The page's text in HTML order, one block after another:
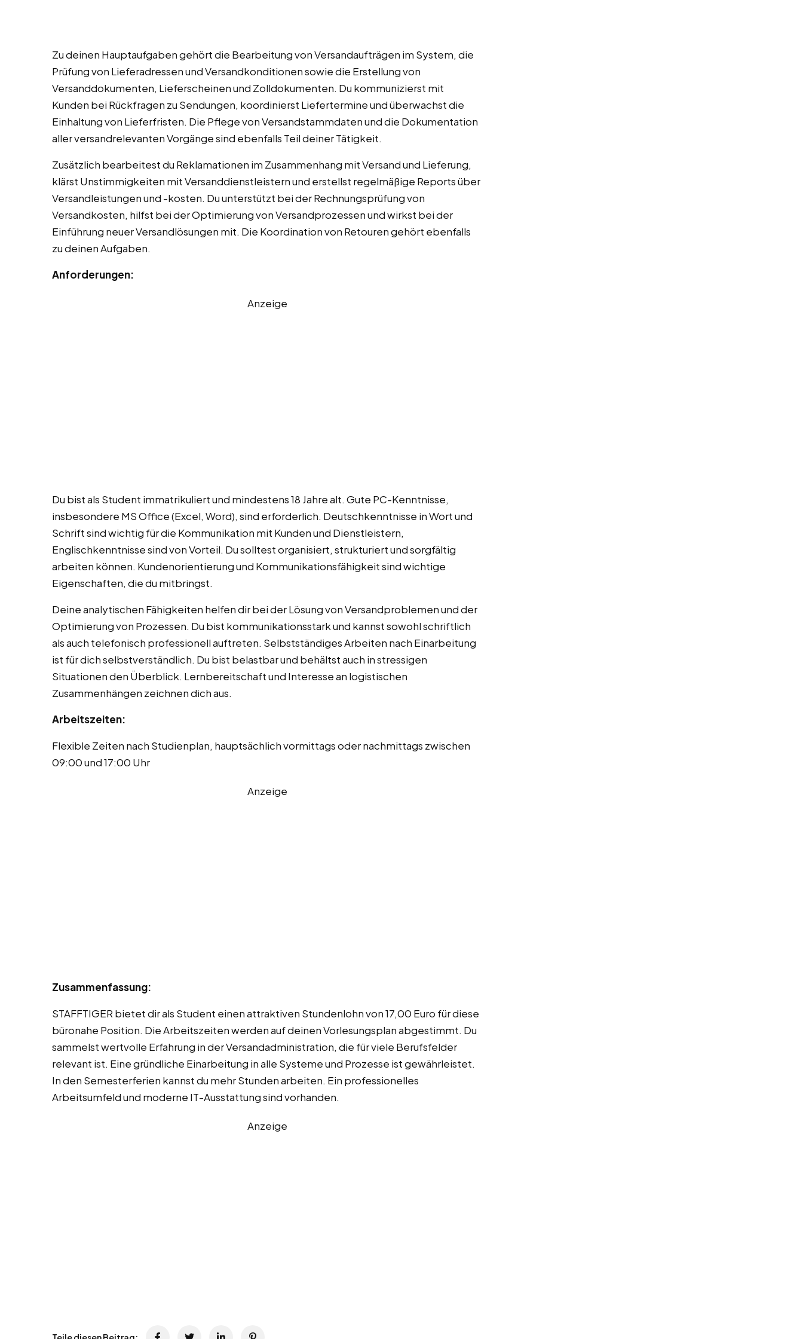
Zu deinen Hauptaufgaben gehört die Bearbeitung von Versandaufträgen im System, die
Prüfung von Lieferadressen und Versandkonditionen sowie die Erstellung von
Versanddokumenten, Lieferscheinen und Zolldokumenten. Du kommunizierst mit
Kunden bei Rückfragen zu Sendungen, koordinierst Liefertermine und überwachst die
Einhaltung von Lieferfristen. Die Pflege von Versandstammdaten und die Dokumentation
aller versandrelevanten Vorgänge sind ebenfalls Teil deiner Tätigkeit.
Zusätzlich bearbeitest du Reklamationen im Zusammenhang mit Versand und Lieferung,
klärst Unstimmigkeiten mit Versanddienstleistern und erstellst regelmäßige Reports über
Versandleistungen und -kosten. Du unterstützt bei der Rechnungsprüfung von
Versandkosten, hilfst bei der Optimierung von Versandprozessen und wirkst bei der
Einführung neuer Versandlösungen mit. Die Koordination von Retouren gehört ebenfalls
zu deinen Aufgaben.
Anforderungen:
Anzeige
Du bist als Student immatrikuliert und mindestens 18 Jahre alt. Gute PC-Kenntnisse,
insbesondere MS Office (Excel, Word), sind erforderlich. Deutschkenntnisse in Wort und
Schrift sind wichtig für die Kommunikation mit Kunden und Dienstleistern,
Englischkenntnisse sind von Vorteil. Du solltest organisiert, strukturiert und sorgfältig
arbeiten können. Kundenorientierung und Kommunikationsfähigkeit sind wichtige
Eigenschaften, die du mitbringst.
Deine analytischen Fähigkeiten helfen dir bei der Lösung von Versandproblemen und der
Optimierung von Prozessen. Du bist kommunikationsstark und kannst sowohl schriftlich
als auch telefonisch professionell auftreten. Selbstständiges Arbeiten nach Einarbeitung
ist für dich selbstverständlich. Du bist belastbar und behältst auch in stressigen
Situationen den Überblick. Lernbereitschaft und Interesse an logistischen
Zusammenhängen zeichnen dich aus.
Arbeitszeiten:
Flexible Zeiten nach Studienplan, hauptsächlich vormittags oder nachmittags zwischen
09:00 und 17:00 Uhr
Anzeige
Zusammenfassung:
STAFFTIGER bietet dir als Student einen attraktiven Stundenlohn von 17,00 Euro für diese
büronahe Position. Die Arbeitszeiten werden auf deinen Vorlesungsplan abgestimmt. Du
sammelst wertvolle Erfahrung in der Versandadministration, die für viele Berufsfelder
relevant ist. Eine gründliche Einarbeitung in alle Systeme und Prozesse ist gewährleistet.
In den Semesterferien kannst du mehr Stunden arbeiten. Ein professionelles
Arbeitsumfeld und moderne IT-Ausstattung sind vorhanden.
Anzeige